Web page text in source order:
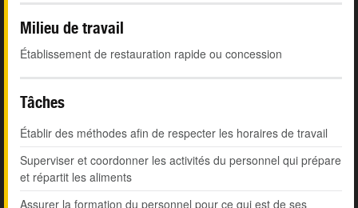
Milieu de travail
Établissement de restauration rapide ou concession
Tâches
Établir des méthodes afin de respecter les horaires de travail
Superviser et coordonner les activités du personnel qui prépare
et répartit les aliments
Assurer la formation du personnel pour ce qui est de ses